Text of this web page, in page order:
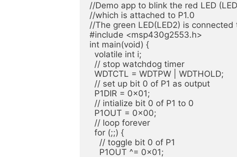
//Demo app to blink the red LED
//which is attached to P1.0
//The green LED(LED2) is connected
#include <msp430g2553.h>
int main(void) {
  volatile int i;
  // stop watchdog timer
  WDTCTL = WDTPW | WDTHOLD;
  // set up bit 0 of P1 as output
  P1DIR = 0x01;
  // intialize bit 0 of P1 to 0
  P1OUT = 0x00;
  // loop forever
  for (;;) {
    // toggle bit 0 of P1
    P1OUT ^= 0x01;